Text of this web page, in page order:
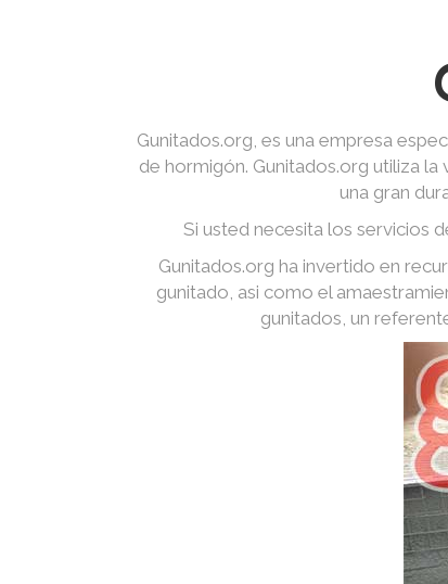
Gunitados.org, es una empresa
de hormigón. Gunitados.org utiliza
una gran
Si usted necesita los servicios
Gunitados.org ha invertido en
gunitado, asi como el
gunitados, un